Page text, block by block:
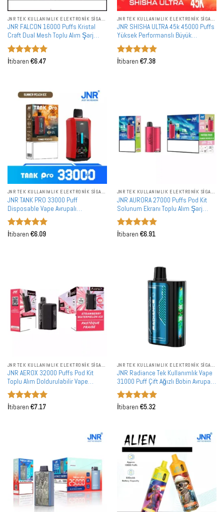
JNR TEK KULLANIMLIK ELEKTRONIK SIGARALAR
JNR FALCON 16000 Puffs Kristal
Craft Dual Mesh Toplu Alım Şarj
Edilebilir Tek Kullanımlık Vape
Toptan Satış
5 üzerinden
İtibaren €6.47
JNR TEK KULLANIMLIK ELEKTRONIK SIGARALAR
JNR SHISHA ULTRA 45k 45000 Puffs
Yüksek Performanslı Büyük
Kapasiteli Tek Kullanımlık Vape
Toptan Satış
5 üzerinden
İtibaren €7.38
JNR TEK KULLANIMLIK ELEKTRONIK SIGARALAR
JNR TANK PRO 33000 Puff
Disposable Vape Avrupalı
Profesyonel Vape Distribütörleri için
Tasarlandı
5 üzerinden
İtibaren €6.09
JNR TEK KULLANIMLIK ELEKTRONIK SIGARALAR
JNR AURORA 27000 Puffs Pod Kit
Solunum Ekranı Toplu Alım Şarj
Edilebilir Yeniden Doldurulabilir
Vape Toptan Satış
5 üzerinden
İtibaren €6.91
JNR TEK KULLANIMLIK ELEKTRONIK SIGARALAR
JNR AEROX 32000 Puffs Pod Kit
Toplu Alım Doldurulabilir Vape
Toptan Satış
5 üzerinden
İtibaren €7.17
JNR TEK KULLANIMLIK ELEKTRONIK SIGARALAR
JNR Radiance Tek Kullanımlık Vape
31000 Puff Çift Ağızlı Bobin Avrupa
Piyasası İçin
5 üzerinden
İtibaren €5.32